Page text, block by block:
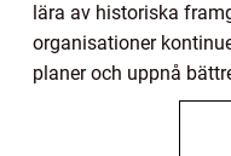
lära av historiska
organisationer
planer och uppnå